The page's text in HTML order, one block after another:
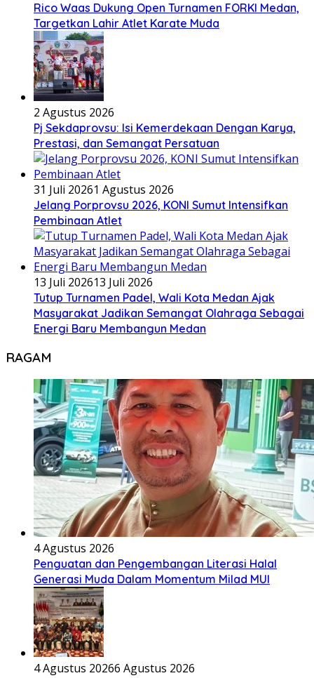
Rico Waas Dukung Open Turnamen FORKI Medan,
Targetkan Lahir Atlet Karate Muda
2 Agustus 2026
Pj Sekdaprovsu: Isi Kemerdekaan Dengan Karya,
Prestasi, dan Semangat Persatuan
31 Juli 20261 Agustus 2026
Jelang Porprovsu 2026, KONI Sumut Intensifkan
Pembinaan Atlet
13 Juli 202613 Juli 2026
Tutup Turnamen Padel, Wali Kota Medan Ajak
Masyarakat Jadikan Semangat Olahraga Sebagai
Energi Baru Membangun Medan
RAGAM
4 Agustus 2026
Penguatan dan Pengembangan Literasi Halal
Generasi Muda Dalam Momentum Milad MUI
4 Agustus 20266 Agustus 2026